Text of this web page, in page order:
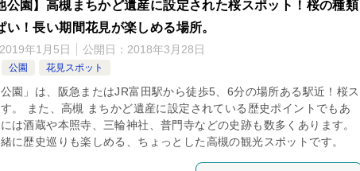
公園】高槻まちかど遺産に設定された桜スポット！桜の種類
い！長い期間花見が楽しめる場所。
2019年1月5日 公開日： 2018年3月28日
公園 花見スポット
公園」は、阪急またはJR富田駅から徒歩5、6分の場所ある駅近！桜ス
。 また、高槻 まちかど遺産に設定されている歴史ポイントでもあ
は酒蔵や本照寺、三輪神社、普門寺などの史跡も数多くあります。
に歴史巡りも楽しめる、ちょっとした高槻の観光スポットです。